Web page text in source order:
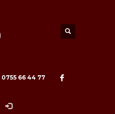
0755 66 44 77